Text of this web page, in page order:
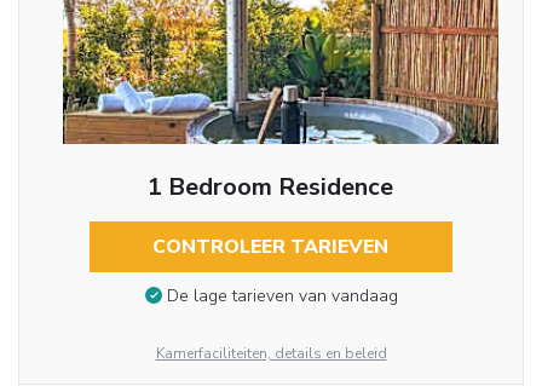
1 Bedroom Residence
CONTROLEER TARIEVEN
De lage tarieven van vandaag
Kamerfaciliteiten, details en beleid